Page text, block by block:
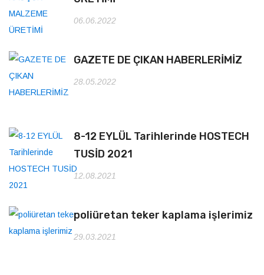
06.06.2022
GAZETE DE ÇIKAN HABERLERİMİZ
28.05.2022
8-12 EYLÜL Tarihlerinde HOSTECH
TUSİD 2021
12.08.2021
poliüretan teker kaplama işlerimiz
29.03.2021